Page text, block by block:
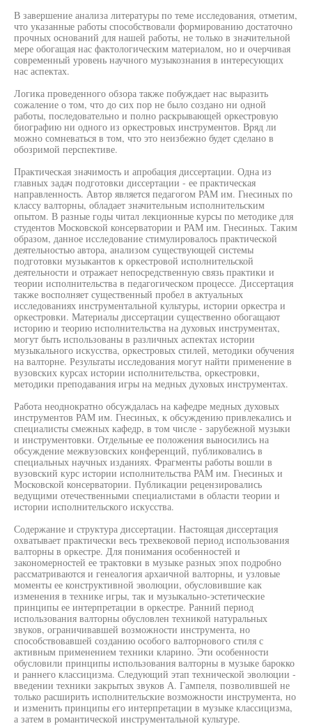
В завершение анализа литературы по теме исследования, отметим,
что указанные работы способствовали формированию достаточно
прочных оснований для нашей работы, не только в значительной
мере обогащая нас фактологическим материалом, но и очерчивая
современный уровень научного музыкознания в интересующих
нас аспектах.
Логика проведенного обзора также побуждает нас выразить
сожаление о том, что до сих пор не было создано ни одной
работы, последовательно и полно раскрывающей оркестровую
биографию ни одного из оркестровых инструментов. Вряд ли
можно сомневаться в том, что это неизбежно будет сделано в
обозримой перспективе.
Практическая значимость и апробация диссертации. Одна из
главных задач подготовки диссертации - ее практическая
направленность. Автор является педагогом РАМ им. Гнесиных по
классу валторны, обладает значительным исполнительским
опытом. В разные годы читал лекционные курсы по методике для
студентов Московской консерватории и РАМ им. Гнесиных. Таким
образом, данное исследование стимулировалось практической
деятельностью автора, анализом существующей системы
подготовки музыкантов к оркестровой исполнительской
деятельности и отражает непосредственную связь практики и
теории исполнительства в педагогическом процессе. Диссертация
также восполняет существенный пробел в актуальных
исследованиях инструментальной культуры, истории оркестра и
оркестровки. Материалы диссертации существенно обогащают
историю и теорию исполнительства на духовых инструментах,
могут быть использованы в различных аспектах истории
музыкального искусства, оркестровых стилей, методики обучения
на валторне. Результаты исследования могут найти применение в
вузовских курсах истории исполнительства, оркестровки,
методики преподавания игры на медных духовых инструментах.
Работа неоднократно обсуждалась на кафедре медных духовых
инструментов РАМ им. Гнесиных, к обсуждению привлекались и
специалисты смежных кафедр, в том числе - зарубежной музыки
и инструментовки. Отдельные ее положения выносились на
обсуждение межвузовских конференций, публиковались в
специальных научных изданиях. Фрагменты работы вошли в
вузовский курс истории исполнительства РАМ им. Гнесиных и
Московской консерватории. Публикации рецензировались
ведущими отечественными специалистами в области теории и
истории исполнительского искусства.
Содержание и структура диссертации. Настоящая диссертация
охватывает практически весь трехвековой период использования
валторны в оркестре. Для понимания особенностей и
закономерностей ее трактовки в музыке разных эпох подробно
рассматриваются и генеалогия архаичной валторны, и узловые
моменты ее конструктивной эволюции, обусловившие как
изменения в технике игры, так и музыкально-эстетические
принципы ее интерпретации в оркестре. Ранний период
использования валторны обусловлен техникой натуральных
звуков, ограничивавшей возможности инструмента, но
способствовавшей созданию особого валторнового стиля с
активным применением техники кларино. Эти особенности
обусловили принципы использования валторны в музыке барокко
и раннего классицизма. Следующий этап технической эволюции -
введении техники закрытых звуков А. Гампеля, позволившей не
только расширить исполнительские возможности инструмента, но
и изменить принципы его интерпретации в музыке классицизма,
а затем в романтической инструментальной культуре.